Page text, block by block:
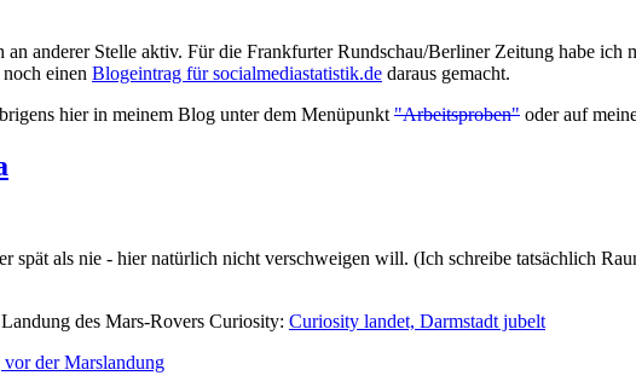
anderer Stelle aktiv. Für die Frankfurter Rundschau/Berliner Zeitung habe ich
einen Blogeintrag für socialmediastatistik.de daraus gemacht.
hier in meinem Blog unter dem Menüpunkt "Arbeitsproben" oder auf
spät als nie - hier natürlich nicht verschweigen will. (Ich schreibe tatsächlich
des Mars-Rovers Curiosity: Curiosity landet, Darmstadt jubelt
der Marslandung